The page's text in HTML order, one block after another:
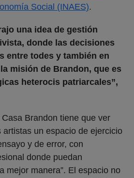
Social (INAES).
una idea de gestión
donde las decisiones
entre todes y también en
misión de Brandon, que es
heterocis patriarcales”,
Brandon tiene que ver
artistas un espacio de ejercicio
y de error, con
donde puedan
mejor manera”. El espacio no